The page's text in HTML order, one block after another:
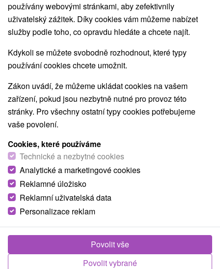
Vyberte lokalitu nebo termín
VŠECHNY NEJLEVNĚJŠÍ NEJDRAŽŠÍ PODLE
Pobyt RELAX+: Celkové uvolnění organismu s
Nimnica
Od 4 NocíPlná Penze
Vstupní lékařské vyšetření, dvě procedury na noc podle
používány webovými stránkami, aby zefektivnily
uživatelský zážitek. Díky cookies vám můžeme nabízet
služby podle toho, co opravdu hledáte a chcete najít.
Kdykoli se můžete svobodně rozhodnout, které typy
používání cookies chcete umožnit.
Zákon uvádí, že můžeme ukládat cookies na vašem
zařízení, pokud jsou nezbytně nutné pro provoz této
stránky. Pro všechny ostatní typy cookies potřebujeme
vaše povolení.
Cookies, které používáme
Technické a nezbytné cookies
Analytické a marketingové cookies
Reklamné úložisko
Reklamní uživatelská data
Personalizace reklam
Povolit vybrané
Povolit vše